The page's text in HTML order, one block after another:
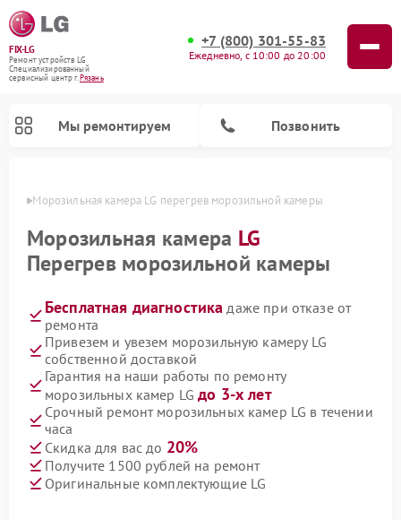
FIX-LG
Ремонт устройств LG
Специализированный
cервисный центр г.Рязань
+7 (800) 301-55-83
Ежедневно, с 10:00 до 20:00
Мы ремонтируем Позвонить
Морозильная камера LG перегрев морозильной камеры
Морозильная камера LG
Перегрев морозильной камеры
Бесплатная диагностика даже при отказе от
ремонта
Привезем и увезем морозильную камеру LG
собственной доставкой
Гарантия на наши работы по ремонту
морозильных камер LGдо 3-х лет
Срочный ремонт морозильных камер LG в течении
часа
Скидка для вас до 20%
Получите 1500 рублей на ремонт
Оригинальные комплектующие LG